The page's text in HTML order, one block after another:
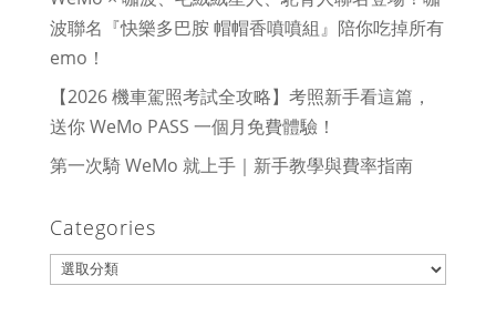
波聯名『快樂多巴胺 帽帽香噴噴組』陪你吃掉所有
emo！
【2026 機車駕照考試全攻略】考照新手看這篇，
送你 WeMo PASS 一個月免費體驗！
第一次騎 WeMo 就上手｜新手教學與費率指南
Categories
Categories